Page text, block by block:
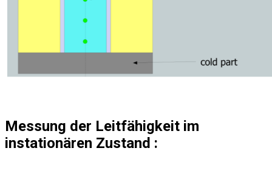
Messung der Leitfähigkeit im
instationären Zustand :